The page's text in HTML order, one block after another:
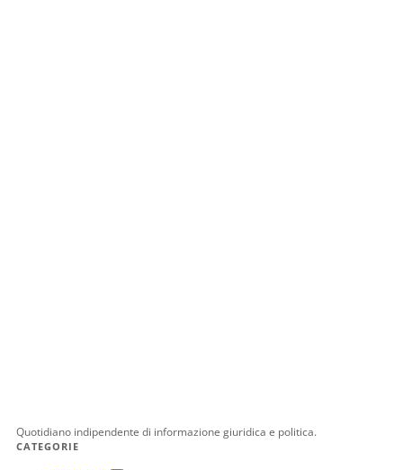
Quotidiano indipendente di informazione giuridica e politica.
CATEGORIE